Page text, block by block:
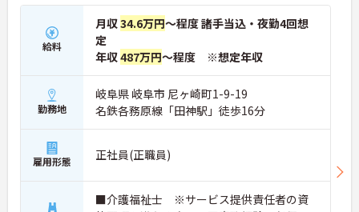
給料
月収34.6万円～程度 諸手当込・夜勤4回想
定
年収487万円～程度 ※想定年収
勤務地
岐阜県 岐阜市 尼ヶ崎町1-9-19
名鉄各務原線「田神駅」徒歩16分
雇用形態 正社員(正職員)
■介護福祉士 ※サービス提供責任者の資